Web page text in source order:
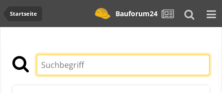
Startseite Bauforum24